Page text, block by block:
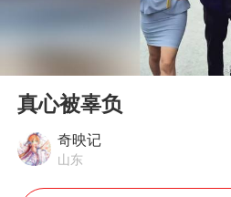
Play
00:00
真心被辜负
奇映记
山东